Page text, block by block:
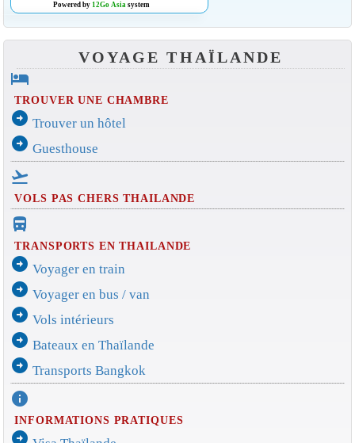
Powered by 12Go Asiasystem
VOYAGE THAÏLANDE
hotel
TROUVER UNE CHAMBRE
arrow_circle_right Trouver un hôtel
arrow_circle_right Guesthouse
flight_takeoff
VOLS PAS CHERS THAILANDE
directions_bus_filled
TRANSPORTS EN THAILANDE
arrow_circle_right Voyager en train
arrow_circle_right Voyager en bus / van
arrow_circle_right Vols intérieurs
arrow_circle_right Bateaux en Thaïlande
arrow_circle_right Transports Bangkok
info
INFORMATIONS PRATIQUES
arrow_circle_right